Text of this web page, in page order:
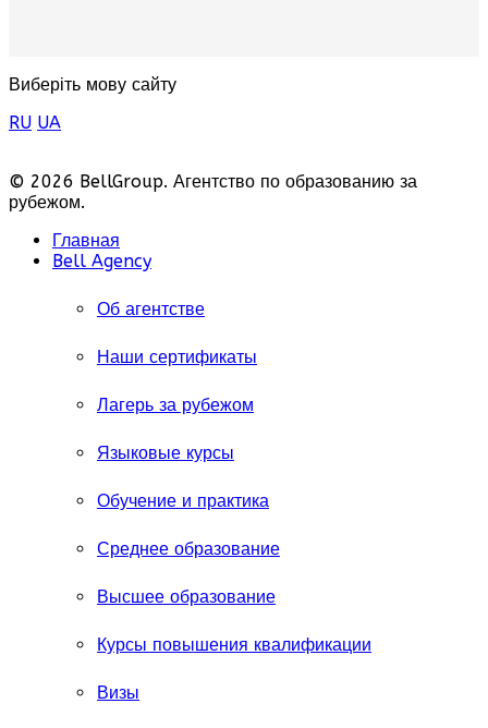
Виберіть мову сайту
RU UA
© 2026 BellGroup. Агентство по образованию за
рубежом.
Главная
Bell Agency
Об агентстве
Наши сертификаты
Лагерь за рубежом
Языковые курсы
Обучение и практика
Среднее образование
Высшее образование
Курсы повышения квалификации
Визы